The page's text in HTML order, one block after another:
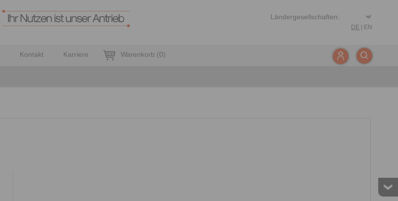
DE EN
Kontakt Karriere Warenkorb (0)